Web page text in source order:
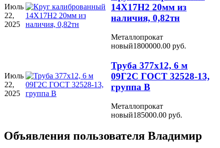
Июль
22,
2025
14Х17Н2 20мм из
наличия, 0,82тн
Металлопрокат
новый1800000.00 руб.
Июль
22,
2025
Труба 377х12, 6 м
09Г2С ГОСТ 32528-13,
группа В
Металлопрокат
новый185000.00 руб.
Объявления пользователя Владимир